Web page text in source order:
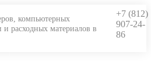
компьютерных
расходных материалов в
+7 (812)
907-24-
86